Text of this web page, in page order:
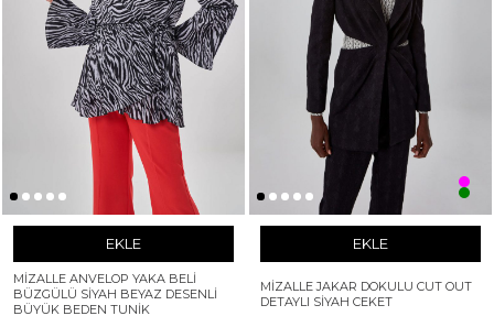
EKLE
MIZALLE ANVELOP YAKA BELI
BÜZGÜLÜ SIYAH BEYAZ DESENLI
BÜYÜK BEDEN TUNIK
EKLE
MIZALLE JAKAR DOKULU CUT OUT
DETAYLI SIYAH CEKET